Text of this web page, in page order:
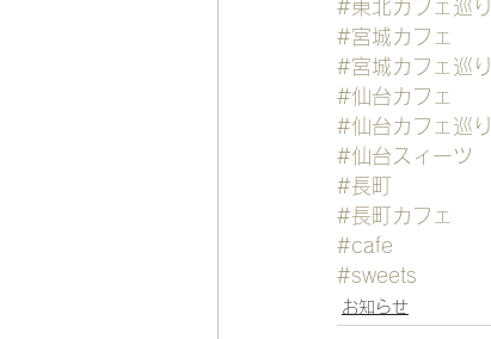
#東北カフェ巡り
#宮城カフェ
#宮城カフェ巡り
#仙台カフェ
#仙台カフェ巡り
#仙台スィーツ
#長町
#長町カフェ
#cafe
#sweets
お知らせ